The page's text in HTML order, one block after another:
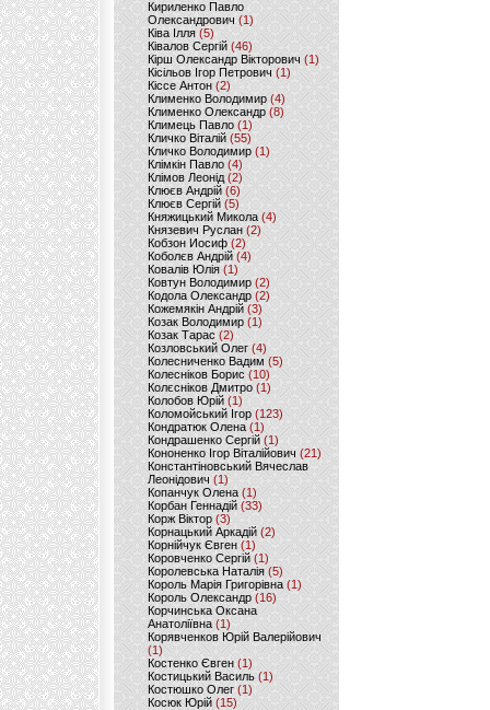
Кириленко Павло
Олександрович (1)
Ківа Ілля (5)
Ківалов Сергій(46)
Кірш Олександр Вікторович (1)
Кісільов Ігор Петрович (1)
Кіссе Антон (2)
Клименко Володимир(4)
Клименко Олександр (8)
Климець Павло (1)
Кличко Віталій(55)
Кличко Володимир (1)
Клімкін Павло (4)
Клімов Леонід(2)
Клюєв Андрій(6)
Клюєв Сергій (5)
Княжицький Микола(4)
Князевич Руслан (2)
Кобзон Иосиф(2)
Коболєв Андрій (4)
Ковалів Юлія(1)
Ковтун Володимир (2)
Кодола Олександр (2)
Кожемякін Андрій (3)
Козак Володимир (1)
Козак Тарас (2)
Козловський Олег(4)
Колесниченко Вадим (5)
Колесніков Борис (10)
Колєсніков Дмитро (1)
Колобов Юрій (1)
Коломойський Ігор (123)
Кондратюк Олена(1)
Кондрашенко Сергій (1)
Кононенко Ігор Віталійович (21)
Константіновський Вячеслав
Леонідович (1)
Копанчук Олена (1)
Корбан Геннадій (33)
Корж Віктор (3)
Корнацький Аркадій (2)
Корнійчук Євген (1)
Коровченко Сергій (1)
Королевська Наталія(5)
Король Марія Григорівна (1)
Король Олександр (16)
Корчинська Оксана
Анатоліївна (1)
Корявченков Юрій Валерійович
(1)
Костенко Євген (1)
Костицький Василь (1)
Костюшко Олег (1)
Косюк Юрій (15)